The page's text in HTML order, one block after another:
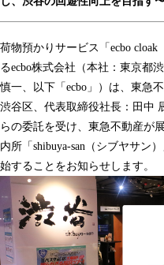
荷物預かりサービス「ecbo
るecbo株式会社（本社：東京都
慎一、以下「ecbo」）は、東急
渋谷区、代表取締役社長：田中
らの委託を受け、東急不動産が
内所「shibuya-san（シブヤサン
始することをお知らせします。